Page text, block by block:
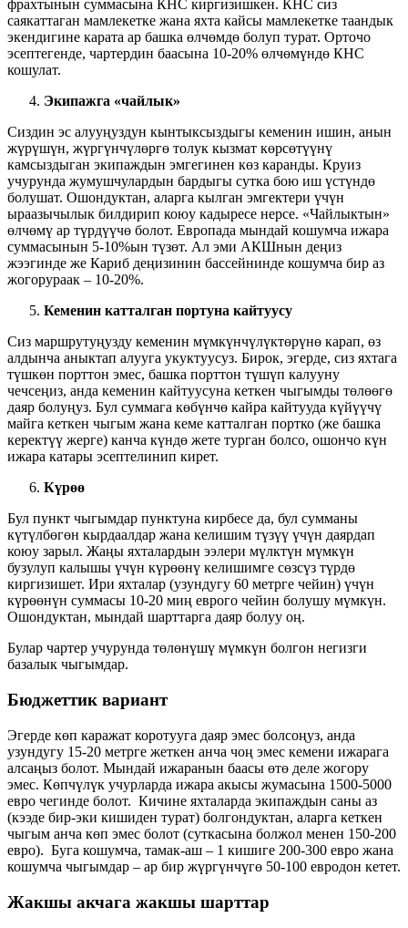
фрахтынын суммасына КНС киргизишкен. КНС сиз
саякаттаган мамлекетке жана яхта кайсы мамлекетке таандык
экендигине карата ар башка өлчөмдө болуп турат. Орточо
эсептегенде, чартердин баасына 10-20% өлчөмүндө КНС
кошулат.
Экипажга «чайлык»
Сиздин эс алууңуздун кынтыксыздыгы кеменин ишин, анын
жүрүшүн, жүргүнчүлөргө толук кызмат көрсөтүүнү
камсыздыган экипаждын эмгегинен көз каранды. Круиз
учурунда жумушчулардын бардыгы сутка бою иш үстүндө
болушат. Ошондуктан, аларга кылган эмгектери үчүн
ыраазычылык билдирип коюу кадыресе нерсе. «Чайлыктын»
өлчөмү ар түрдүүчө болот. Европада мындай кошумча ижара
суммасынын 5-10%ын түзөт. Ал эми АКШнын деңиз
жээгинде же Кариб деңизинин бассейнинде кошумча бир аз
жогорураак – 10-20%.
Кеменин катталган портуна кайтуусу
Сиз маршрутуңузду кеменин мүмкүнчүлүктөрүнө карап, өз
алдынча аныктап алууга укуктуусуз. Бирок, эгерде, сиз яхтага
түшкөн порттон эмес, башка порттон түшүп калууну
чечсеңиз, анда кеменин кайтуусуна кеткен чыгымды төлөөгө
даяр болуңуз. Бул суммага көбүнчө кайра кайтууда күйүүчү
майга кеткен чыгым жана кеме катталган портко (же башка
керектүү жерге) канча күндө жете турган болсо, ошончо күн
ижара катары эсептелинип кирет.
Күрөө
Бул пункт чыгымдар пунктуна кирбесе да, бул сумманы
күтүлбөгөн кырдаалдар жана келишим түзүү үчүн даярдап
коюу зарыл. Жаңы яхталардын ээлери мүлктүн мүмкүн
бузулуп калышы үчүн күрөөнү келишимге сөзсүз түрдө
киргизишет. Ири яхталар (узундугу 60 метрге чейин) үчүн
күрөөнүн суммасы 10-20 миң еврого чейин болушу мүмкүн.
Ошондуктан, мындай шарттарга даяр болуу оң.
Булар чартер учурунда төлөнүшү мүмкүн болгон негизги
базалык чыгымдар.
Бюджеттик вариант
Эгерде көп каражат коротууга даяр эмес болсоңуз, анда
узундугу 15-20 метрге жеткен анча чоң эмес кемени ижарага
алсаңыз болот. Мындай ижаранын баасы өтө деле жогору
эмес. Көпчүлүк учурларда ижара акысы жумасына 1500-5000
евро чегинде болот. Кичине яхталарда экипаждын саны аз
(кээде бир-эки кишиден турат) болгондуктан, аларга кеткен
чыгым анча көп эмес болот (суткасына болжол менен 150-200
евро). Буга кошумча, тамак-аш – 1 кишиге 200-300 евро жана
кошумча чыгымдар – ар бир жүргүнчүгө 50-100 евродон кетет.
Жакшы акчага жакшы шарттар